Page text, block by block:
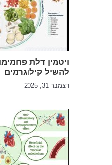
ויטמין דלת
להשיל קילוגרמים
דצמבר 31, 2025